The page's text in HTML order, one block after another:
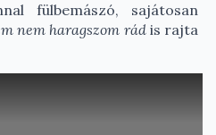
fülbemászó, sajátosan
nem haragszom rádis rajta